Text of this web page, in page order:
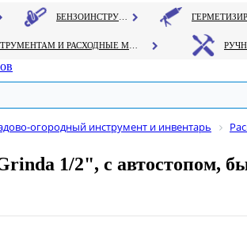
огородный инструмент и инвентарь
1/2", с автостопом,